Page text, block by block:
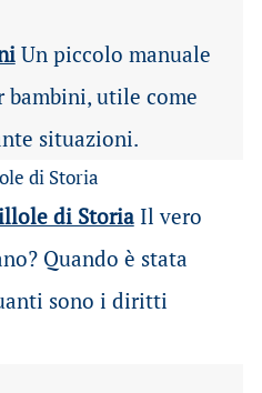
Un piccolo manuale
bambini, utile come
situazioni.
di Storia Il vero
Quando è stata
sono i diritti